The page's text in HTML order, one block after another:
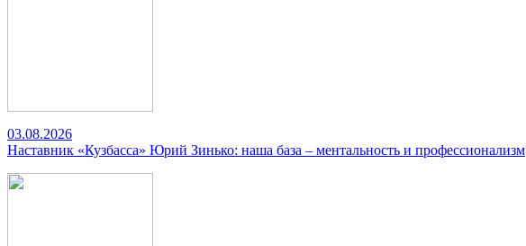
03.08.2026
Наставник «Кузбасса» Юрий Зинько: наша база – ментальность и профессионализм